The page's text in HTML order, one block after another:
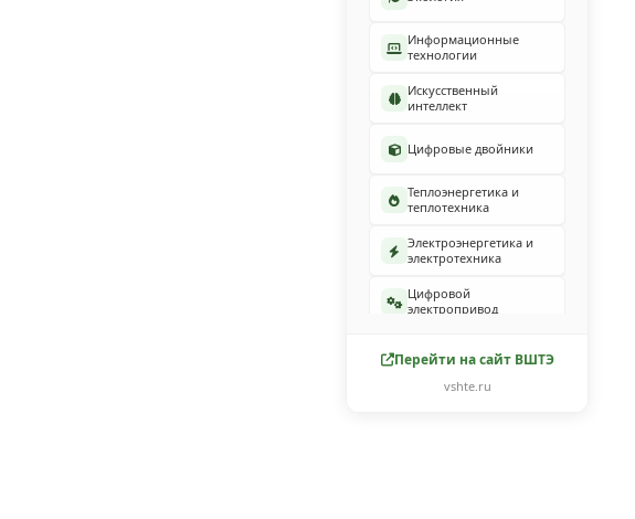
Информационные
технологии
Искусственный
интеллект
Цифровые двойники
Теплоэнергетика и
теплотехника
Электроэнергетика и
электротехника
Цифровой
электропривод
процессов
Робототехнические
Перейти на сайт ВШТЭ
vshte.ru